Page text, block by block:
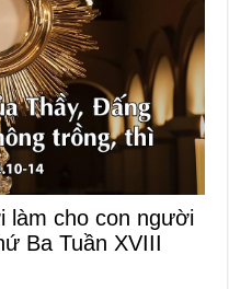
làm cho con người
Ba Tuần XVIII